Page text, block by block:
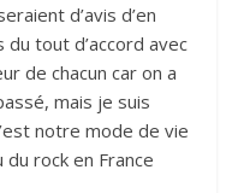
d’avis d’en
du tout d’accord avec
de chacun car on a
mais je suis
notre mode de vie
du rock en France